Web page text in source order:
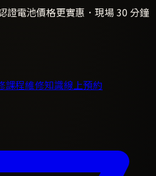
證電池價格更實惠．現場 30 分鐘
課程維修知識線上預約